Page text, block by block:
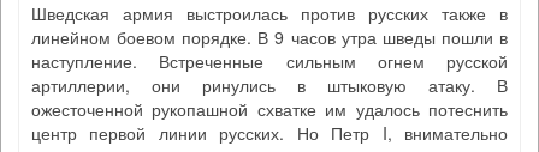
Шведская армия выстроилась против русских также в
линейном боевом порядке. В 9 часов утра шведы пошли в
наступление. Встреченные сильным огнем русской
артиллерии, они ринулись в штыковую атаку. В
ожесточенной рукопашной схватке им удалось потеснить
центр первой линии русских. Но Петр I, внимательно